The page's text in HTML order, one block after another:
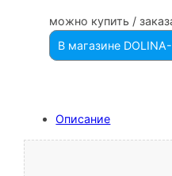
можно купить /
В магазине
Описание